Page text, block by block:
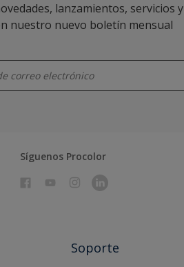
lanzamientos, servicios y
nuestro nuevo boletín mensual
Síguenos Procolor
Soporte